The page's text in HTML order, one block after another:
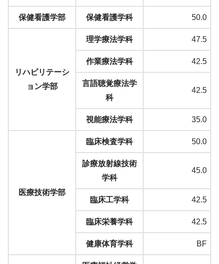
保健看護学部 保健看護学科 50.0
リハビリテーシ
ョン学部
理学療法学科 47.5
作業療法学科 42.5
言語聴覚療法学
科
42.5
視能療法学科 35.0
医療技術学部
臨床検査学科 50.0
診療放射線技術
学科
45.0
臨床工学科 42.5
臨床栄養学科 42.5
健康体育学科 BF